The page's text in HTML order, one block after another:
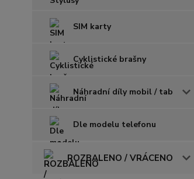
SIM karty
Cyklistické brašny
Náhradní díly mobil / tab
Dle modelu telefonu
ROZBALENO / VRÁCENO